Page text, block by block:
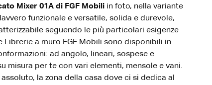
Mixer 01A di FGF Mobili in foto, nella variante
funzionale e versatile, solida e durevole,
seguendo le più particolari esigenze
Librerie a muro FGF Mobili sono disponibili in
ad angolo, lineari, sospese e
misura per te con vari elementi, mensole e vani.
assoluto, la zona della casa dove ci si dedica al